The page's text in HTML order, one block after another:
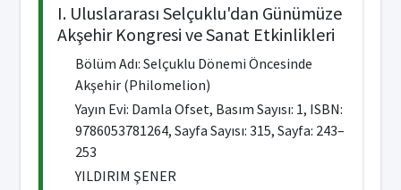
I. Uluslararası Selçuklu'dan Günümüze
Akşehir Kongresi ve Sanat Etkinlikleri
Bölüm Adı: Selçuklu Dönemi Öncesinde
Akşehir (Philomelion)
Yayın Evi: Damla Ofset, Basım Sayısı: 1, ISBN:
9786053781264, Sayfa Sayısı: 315, Sayfa: 243–
253
YILDIRIM ŞENER